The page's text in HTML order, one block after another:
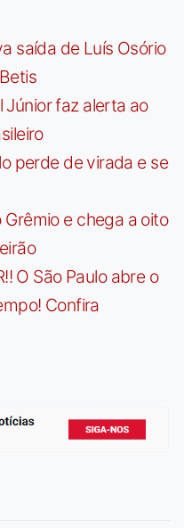
saída de Luís Osório
Júnior faz alerta ao
perde de virada e se
e chega a oito
O São Paulo abre o
Confira